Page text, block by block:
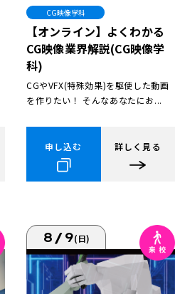
CG映像学科
【オンライン】よくわかる
CG映像業界解説(CG映像学
科)
CGやVFX(特殊効果)を駆使した動画
を作りたい！ そんなあなたにお...
申し込む 詳しく見る
8/9(日)